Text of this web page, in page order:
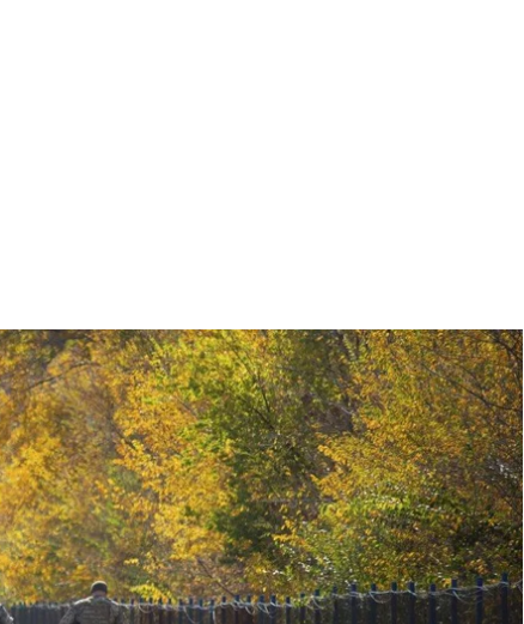
Луганская область, 7 октября 2019 года
в Минскедо сих пор не произошло из-за
районах — это одно из условий проведения
опыт разведения, сколько людей могут
в программе «Нинi вже» (Прямо сейчас).
—вблизи населенных пунктов
войска с обеих сторон должны отойти
разведениепроизошло еще летом, чтобы
на подконтрольные территории в